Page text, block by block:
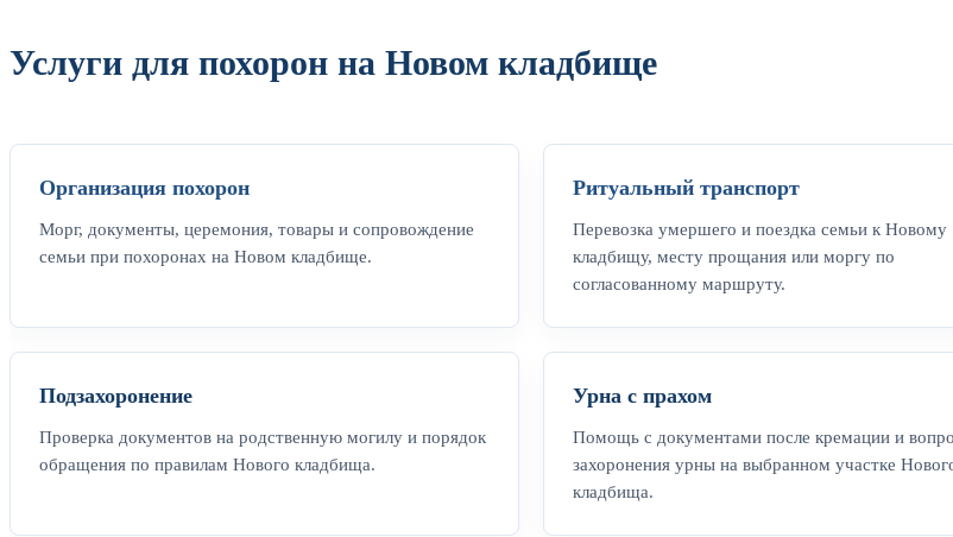
Услуги для похорон на Новом кладбище
Организация похорон
Морг, документы, церемония, товары и сопровождение
семьи при похоронах на Новом кладбище.
Ритуальный транспорт
Перевозка умершего и поездка семьи к Новому
кладбищу, месту прощания или моргу по
согласованному маршруту.
Подзахоронение
Проверка документов на родственную могилу и порядок
обращения по правилам Нового кладбища.
Урна с прахом
Помощь с документами после кремации и
захоронения урны на выбранном участке
кладбища.